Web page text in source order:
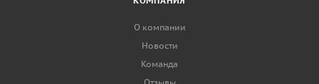
О компании
Новости
Команда